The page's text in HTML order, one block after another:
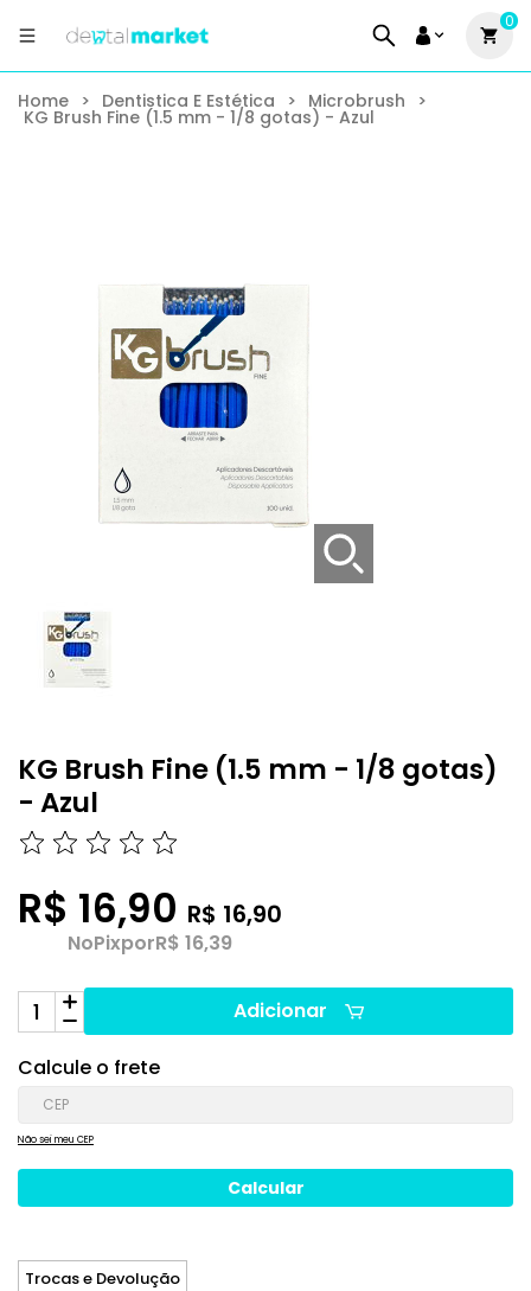
0
Home > Dentistica E Estética > Microbrush >
KG Brush Fine (1.5 mm - 1/8 gotas) - Azul
KG Brush Fine (1.5 mm - 1/8 gotas)
- Azul
R$ 16,90 R$ 16,90
NoPixporR$ 16,39
Adicionar
Calcule o frete
Não sei meu CEP
Trocas e Devolução